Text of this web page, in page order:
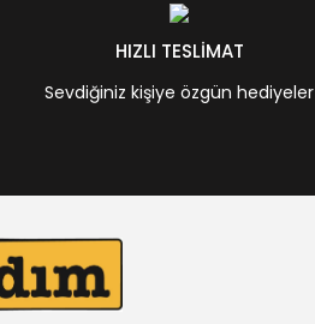
HIZLI TESLİMAT
Sevdiğiniz kişiye özgün hediyeler